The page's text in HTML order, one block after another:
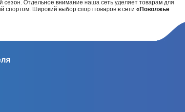
Отдельное внимание наша сеть уделяет товарам для
спортом. Широкий выбор спорттоваров в сети «Поволжье